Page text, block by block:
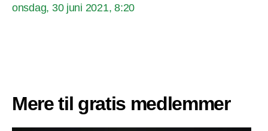
onsdag, 30 juni 2021, 8:20
Mere til gratis medlemmer